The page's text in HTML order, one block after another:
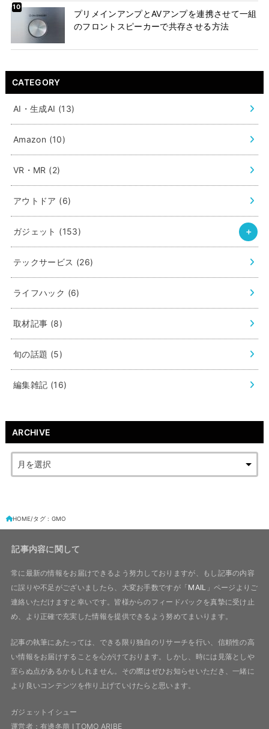
プリメインアンプとAVアンプを連携させて一組
のフロントスピーカーで共存させる方法
CATEGORY
AI・生成AI (13)
Amazon (10)
VR・MR (2)
アウトドア (6)
ガジェット (153)
テックサービス (26)
ライフハック (6)
取材記事 (8)
旬の話題 (5)
編集雑記 (16)
ARCHIVE
HOME タグ : GMO
記事内容に関して
常に最新の情報をお届けできるよう努力しておりますが、もし記事の内容
に誤りや不足がございましたら、大変お手数ですが「MAIL 」ページよりご
連絡いただけますと幸いです。皆様からのフィードバックを真摯に受け止
め、より正確で充実した情報を提供できるよう努めてまいります。
記事の執筆にあたっては、できる限り独自のリサーチを行い、信頼性の高
い情報をお届けすることを心がけております。しかし、時には見落としや
至らぬ点があるかもしれません。その際はぜひお知らせいただき、一緒に
より良いコンテンツを作り上げていけたらと思います。
ガジェットイシュー
運営者：有邊冬萠 I TOMO ARIBE